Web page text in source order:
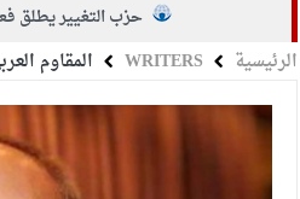
حزب التغيير يطلق
الجيش يفتح باب التجنيد
بيان اجتماع عمّان:دعم الوصاية
الإسلامية
الرئيسية WRITERS المقاوم